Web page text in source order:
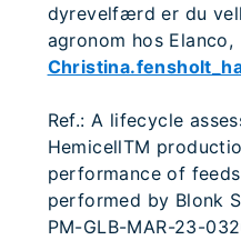
dyrevelfærd er du
agronom hos Elanco,
Ref.: A lifecycle
HemicellTM
performance of
performed by Blonk
PM-GLB-MAR-23-